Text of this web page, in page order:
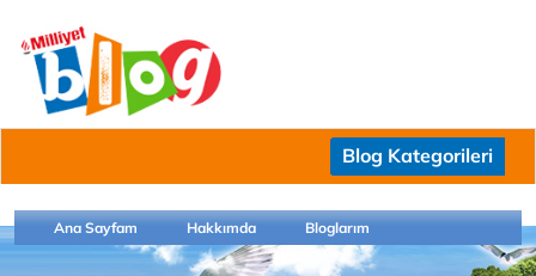
Blog Kategorileri
Ana Sayfam Hakkımda Bloglarım